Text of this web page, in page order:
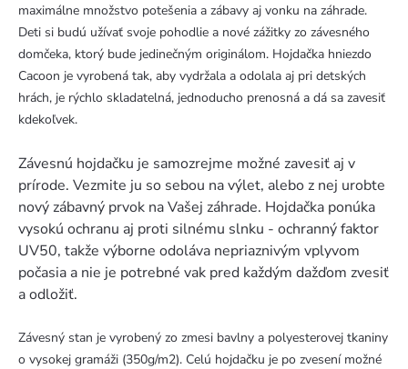
maximálne množstvo potešenia a zábavy aj vonku na záhrade.
Deti si budú užívať svoje pohodlie a nové zážitky zo závesného
domčeka, ktorý bude jedinečným originálom. Hojdačka hniezdo
Cacoon je vyrobená tak, aby vydržala a odolala aj pri detských
hrách, je rýchlo skladatelná, jednoducho prenosná a dá sa zavesiť
kdekoľvek.
Závesnú hojdačku je samozrejme možné zavesiť aj v
prírode. Vezmite ju so sebou na výlet, alebo z nej urobte
nový zábavný prvok na Vašej záhrade. Hojdačka ponúka
vysokú ochranu aj proti silnému slnku - ochranný faktor
UV50, takže výborne odoláva nepriaznivým vplyvom
počasia a nie je potrebné vak pred každým dažďom zvesiť
a odložiť.
Závesný stan je vyrobený zo zmesi bavlny a polyesterovej tkaniny
o vysokej gramáži (350g/m2). Celú hojdačku je po zvesení možné